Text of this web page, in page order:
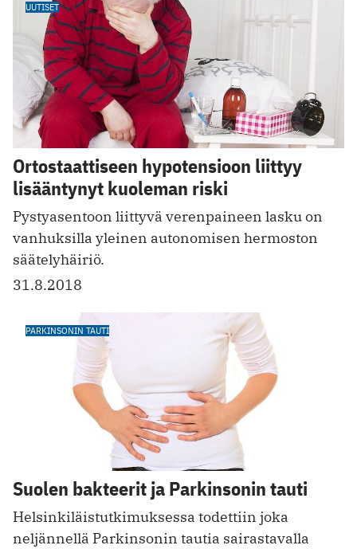
UUTISET
Ortostaattiseen hypotensioon liittyy
lisääntynyt kuoleman riski
Pystyasentoon liittyvä verenpaineen lasku on
vanhuksilla yleinen autonomisen hermoston
säätelyhäiriö.
31.8.2018
PARKINSONIN TAUTI
Suolen bakteerit ja Parkinsonin tauti
Helsinkiläistutkimuksessa todettiin joka
neljännellä Parkinsonin tautia sairastavalla